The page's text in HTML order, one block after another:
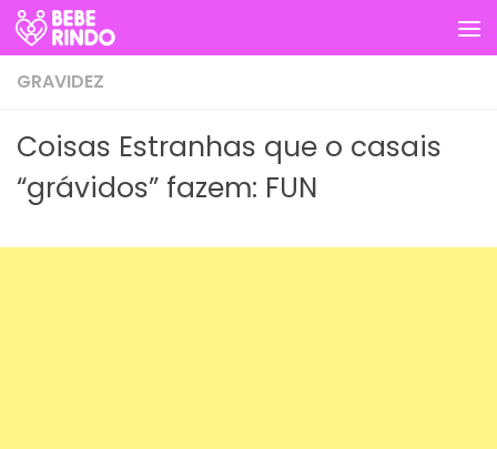
Skip to content
GRAVIDEZ
Coisas Estranhas que o casais
“grávidos” fazem: FUN